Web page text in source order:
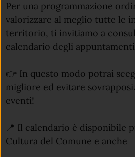
Per una programmazione
valorizzare al meglio tutte le
territorio, ti invitiamo a
calendario degli
👉 In questo modo potrai
migliore ed evitare
eventi!
📍 Il calendario è disponibile
Cultura del Comune e anche